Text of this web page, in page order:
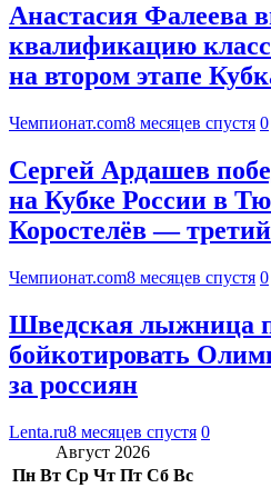
Анастасия Фалеева
квалификацию
на втором этапе
Чемпионат.com8 месяцев спустя 0
Сергей Ардашев
на Кубке России в
Коростелёв — третий
Чемпионат.com8 месяцев спустя 0
Шведская лыжница
бойкотировать
за россиян
Lenta.ru8 месяцев спустя 0
Август 2026
Пн Вт Ср Чт Пт Сб Вс